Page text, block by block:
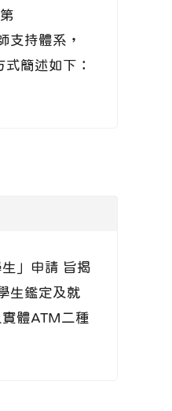
支持體系，
簡述如下：
」申請 旨揭
生鑑定及就
體ATM二種